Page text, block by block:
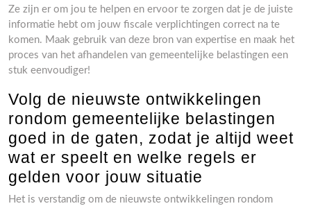
Ze zijn er om jou te helpen en ervoor te zorgen dat je de juiste
informatie hebt om jouw fiscale verplichtingen correct na te
komen. Maak gebruik van deze bron van expertise en maak het
proces van het afhandelen van gemeentelijke belastingen een
stuk eenvoudiger!
Volg de nieuwste ontwikkelingen
rondom gemeentelijke belastingen
goed in de gaten, zodat je altijd weet
wat er speelt en welke regels er
gelden voor jouw situatie
Het is verstandig om de nieuwste ontwikkelingen rondom